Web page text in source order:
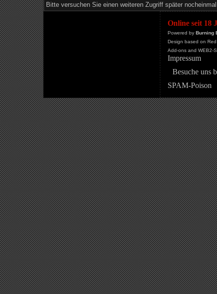
Bitte versuchen Sie einen weiteren Zugriff später
Online seit 18
Powered by Burning
Design based on
Add-ons and WEB2-
Impressum
Besuche uns
SPAM-Poison